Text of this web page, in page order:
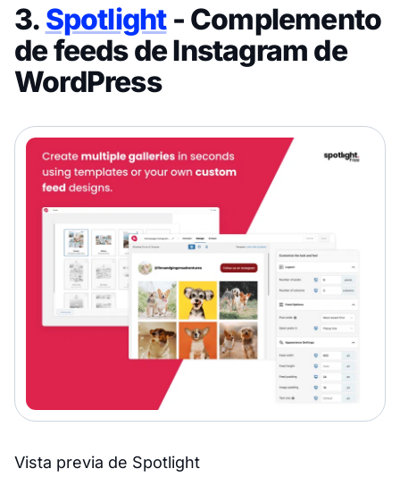
3. Spotlight- Complemento
de feeds de Instagram de
WordPress
Vista previa de Spotlight